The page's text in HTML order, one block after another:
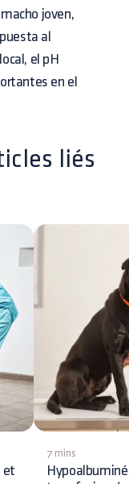
joven,
al
el pH
en el
liés
et
7 mins